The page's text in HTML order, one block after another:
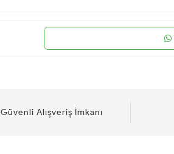
Güvenli Alışveriş İmkanı